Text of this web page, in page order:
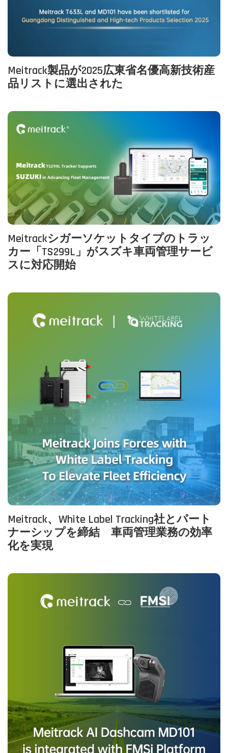
Meitrack製品が2025広東省名優高新技術産
品リストに選出された
Meitrackシガーソケットタイプのトラッ
カー「TS299L」がスズキ車両管理サービ
スに対応開始
Meitrack、White Label Tracking社とパート
ナーシップを締結 車両管理業務の効率
化を実現